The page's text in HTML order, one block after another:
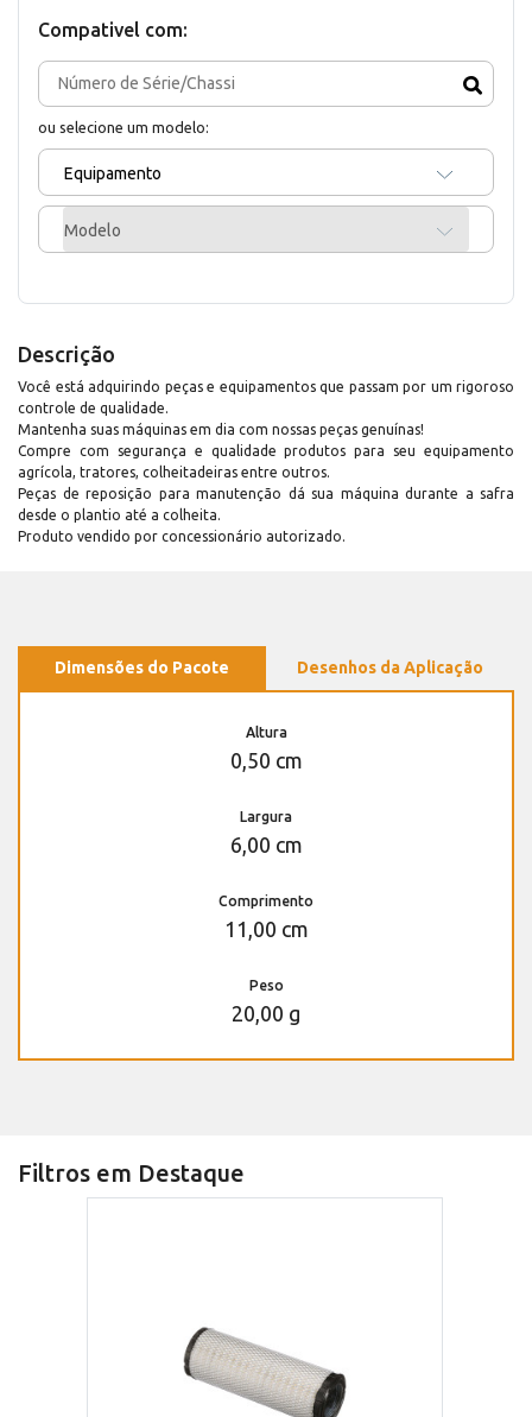
Compativel com:
ou selecione um modelo:
Equipamento
Modelo
Descrição
Você está adquirindo peças e equipamentos que passam por um rigoroso
controle de qualidade.
Mantenha suas máquinas em dia com nossas peças genuínas!
Compre com segurança e qualidade produtos para seu equipamento
agrícola, tratores, colheitadeiras entre outros.
Peças de reposição para manutenção dá sua máquina durante a safra
desde o plantio até a colheita.
Produto vendido por concessionário autorizado.
Dimensões do Pacote Desenhos da Aplicação
Altura
0,50 cm
Largura
6,00 cm
Comprimento
11,00 cm
Peso
20,00 g
Filtros em Destaque